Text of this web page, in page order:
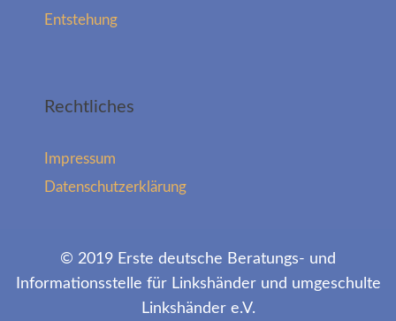
Entstehung
Rechtliches
Impressum
Datenschutzerklärung
© 2019 Erste deutsche Beratungs- und
Informationsstelle für Linkshänder und umgeschulte
Linkshänder e.V.